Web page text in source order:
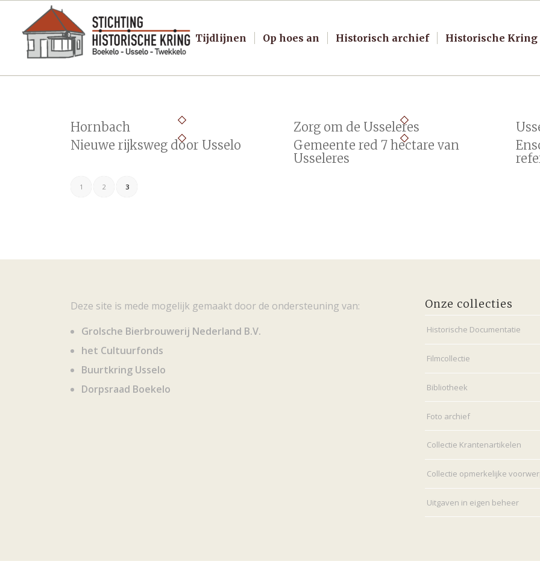
Tijdlijnen Op hoes an Historisch archief Historische Kring
Hornbach Zorg om de Usseleres
Nieuwe rijksweg door Usselo
Gemeente red 7 hectare van
Usseleres
1 2 3
Deze site is mede mogelijk gemaakt door de ondersteuning van:
Grolsche Bierbrouwerij Nederland B.V.
het Cultuurfonds
Buurtkring Usselo
Dorpsraad Boekelo
Onze collecties
Historische Documentatie
Filmcollectie
Bibliotheek
Foto archief
Collectie Krantenartikelen
Collectie opmerkelijke
Uitgaven in eigen beheer